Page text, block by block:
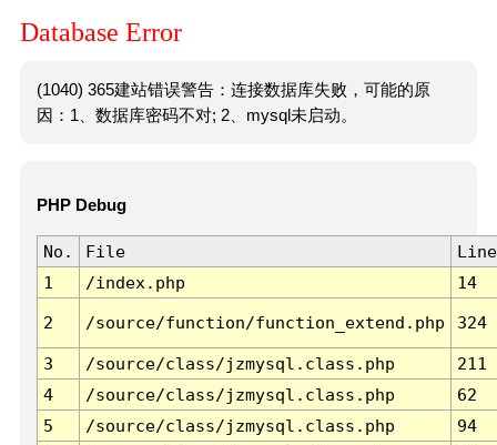
Database Error
(1040) 365建站错误警告：连接数据库失败，可能的原
因：1、数据库密码不对; 2、mysql未启动。
PHP Debug
No. File
Line
1
/index.php 14
2 /source/function/function_extend.php 324
3 /source/class/jzmysql.class.php
211
4
/source/class/jzmysql.class.php
62
5
/source/class/jzmysql.class.php
94